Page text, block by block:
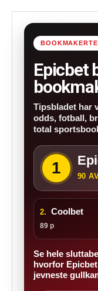
Epicbet
Tipsbladet har
odds, fotball,
total
1 90
2. Coolbet
89 p
Se hele
hvorfor
jevneste